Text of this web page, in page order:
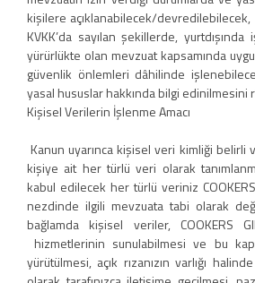
kişilere açıklanabilecek/devredilebilecek,
KVKK’da sayılan şekillerde,
yürürlükte olan mevzuat kapsamında
güvenlik önlemleri dâhilinde
yasal hususlar hakkında bilgi edinilmesini
Kişisel Verilerin İşlenme Amacı
Kanun uyarınca kişisel veri kimliği
kişiye ait her türlü veri olarak
kabul edilecek her türlü veriniz COOKERS
nezdinde ilgili mevzuata tabi olarak
bağlamda kişisel veriler, COOKERS
hizmetlerinin sunulabilmesi ve bu
yürütülmesi, açık rızanızın varlığı